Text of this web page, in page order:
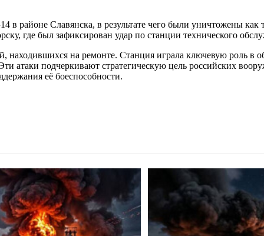
районе Славянска, в результате чего были уничтожены как
где был зафиксирован удар по станции технического
на ремонте. Станция играла ключевую роль в
атаки подчеркивают стратегическую цель российских
её боеспособности.